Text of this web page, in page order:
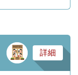
サ
詳細